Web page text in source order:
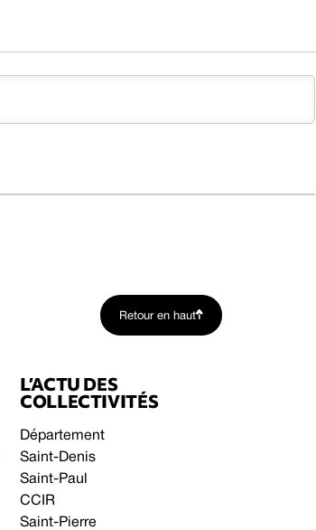
Retour en haut
L’ACTU DES
COLLECTIVITÉS
Département
Saint-Denis
Saint-Paul
CCIR
Saint-Pierre